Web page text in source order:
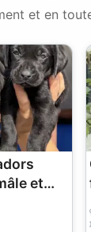
et en
et